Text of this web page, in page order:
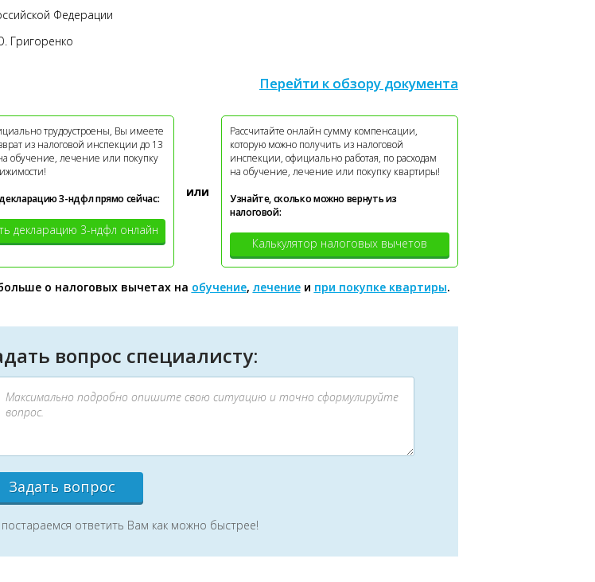
Федерации
Григоренко
Перейти к обзору документа
трудоустроены, Вы имеете
из налоговой инспекции до 13
обучение, лечение или покупку
3-ндфл прямо сейчас:
декларацию 3-ндфл онлайн
или
Рассчитайте онлайн сумму компенсации,
которую можно получить из налоговой
инспекции, официально работая, по расходам
на обучение, лечение или покупку квартиры!
Узнайте, сколько можно вернуть из
налоговой:
Калькулятор налоговых вычетов
о налоговых вычетах на обучение, лечениеи при покупке квартиры.
вопрос специалисту:
Задать вопрос
ответить Вам как можно быстрее!